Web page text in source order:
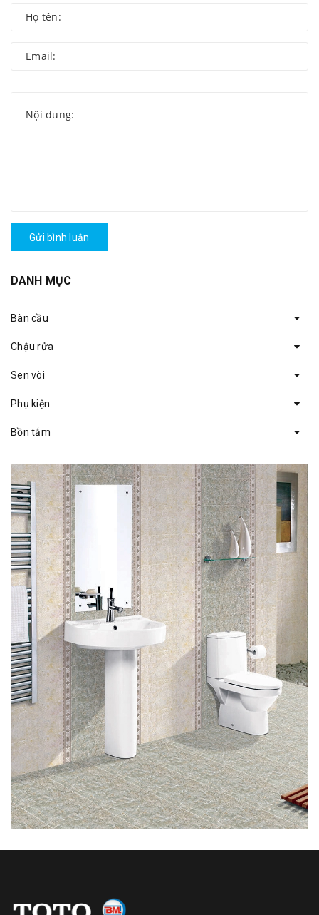
Gửi bình luận
DANH MỤC
Bàn cầu
Chậu rửa
Sen vòi
Phụ kiện
Bồn tắm